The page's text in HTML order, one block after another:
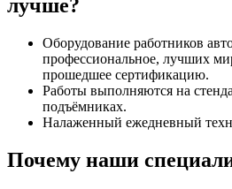
лучше?
Оборудование работников
профессиональное, лучших
прошедшее сертификацию.
Работы выполняются на
подъёмниках.
Налаженный ежедневный
Почему наши